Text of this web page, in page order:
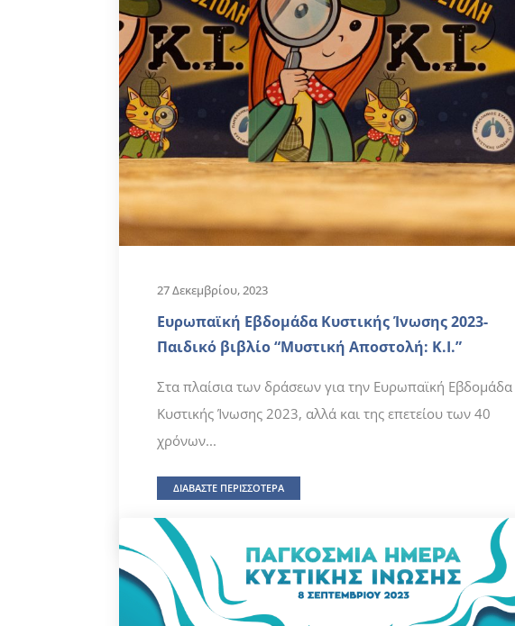
27 Δεκεμβρίου, 2023
Ευρωπαϊκή Εβδομάδα Κυστικής Ίνωσης 2023-
Παιδικό βιβλίο “Μυστική Αποστολή: K.I.”
Στα πλαίσια των δράσεων για την Ευρωπαϊκή Εβδομάδα
Κυστικής Ίνωσης 2023, αλλά και της επετείου των 40
χρόνων...
ΔΙΑΒΑΣΤΕ ΠΕΡΙΣΣΟΤΕΡΑ